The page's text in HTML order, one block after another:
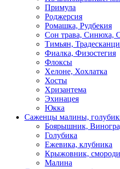
Примула
Роджерсия
Ромашка, Рудбекия
Сон трава, Синюха,
Тимьян,
Фиалка, Физостегия
Флоксы
Хелоне, Хохлатка
Хосты
Хризантема
Эхинацея
Юкка
Саженцы малины,
Боярышник,
Голубика
Ежевика, клубника
Крыжовник,
Малина